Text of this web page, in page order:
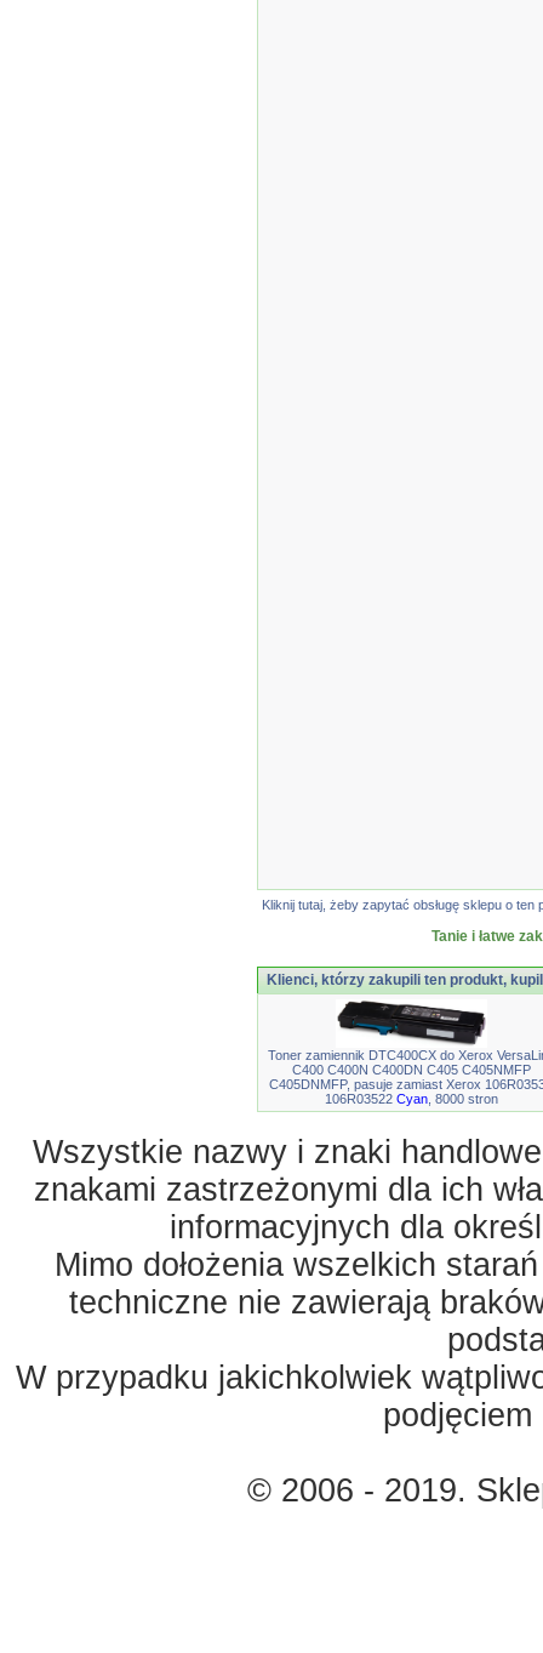
Kliknij tutaj, żeby zapytać obsługę sklepu o
Tanie i łatwe
Klienci, którzy zakupili ten produkt,
Toner zamiennik DTC400CX do Xerox
C400 C400N C400DN C405 C405NMFP
C405DNMFP, pasuje zamiast Xerox
106R03522 Cyan, 8000 stron
Wszystkie nazwy i znaki
znakami zastrzeżonymi dla ich
informacyjnych dla
Mimo dołożenia wszelkich
techniczne nie zawierają
W przypadku jakichkolwiek
© 2006 - 2019.